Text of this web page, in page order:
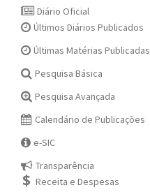
Diário Oficial
Últimos Diários Publicados
Últimas Matérias Publicadas
Pesquisa Básica
Pesquisa Avançada
Calendário de Publicações
e-SIC
Transparência
Receita e Despesas